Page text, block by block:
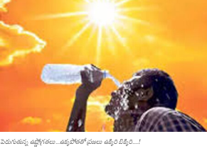
పెరుగుతున్న ఉష్ణోగ్ర‌త‌లు...ఉక్క‌పోత‌తో ప్ర‌జ‌లు ఉక్కిరి బిక్కిరి....!